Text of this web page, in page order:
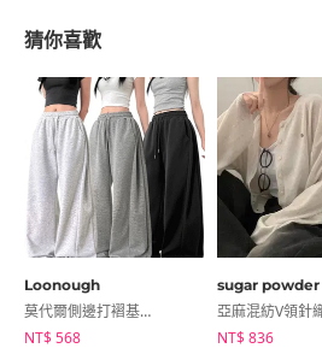
猜你喜歡
Loonough
莫代爾側邊打褶基本寬版長褲
NT$ 568
sugar powder
NT$ 836